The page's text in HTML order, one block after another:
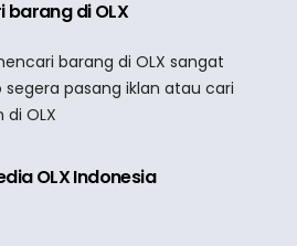
barang di OLX
barang di OLX sangat
pasang iklan atau cari
OLX
OLX Indonesia